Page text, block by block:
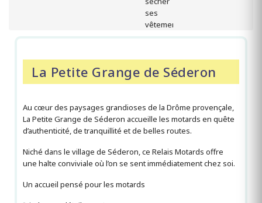
La Petite Grange de Séderon
Au cœur des paysages grandioses de la Drôme provençale,
La Petite Grange de Séderon accueille les motards en quête
d’authenticité, de tranquillité et de belles routes.
Niché dans le village de Séderon, ce Relais Motards offre
une halte conviviale où l’on se sent immédiatement chez soi.
Un accueil pensé pour les motards